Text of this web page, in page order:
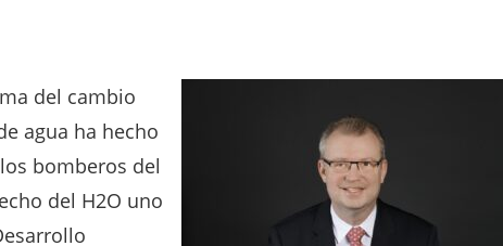
del cambio
agua ha hecho
bomberos del
del H2O uno